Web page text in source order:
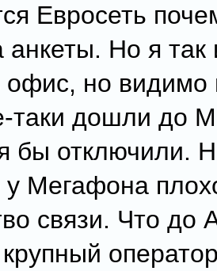
Евросеть
анкеты. Но я так
но видимо
таки дошли до
бы отключили.
у Мегафона
связи. Что до